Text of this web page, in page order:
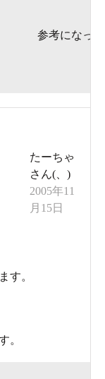
にもかかわ
そうなのに
できなさそ
↑ですが平日
ます。
りの客で駐
、トレーニ
参考になった
たーちゃ
さん(
)
2005年11
月15日
す。
。